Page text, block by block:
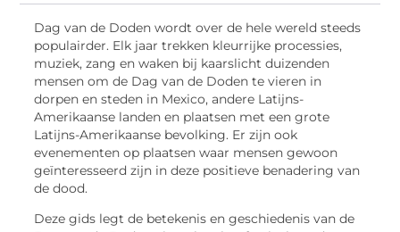
Dag van de Doden wordt over de hele wereld steeds
populairder. Elk jaar trekken kleurrijke processies,
muziek, zang en waken bij kaarslicht duizenden
mensen om de Dag van de Doden te vieren in
dorpen en steden in Mexico, andere Latijns-
Amerikaanse landen en plaatsen met een grote
Latijns-Amerikaanse bevolking. Er zijn ook
evenementen op plaatsen waar mensen gewoon
geïnteresseerd zijn in deze positieve benadering van
de dood.
Deze gids legt de betekenis en geschiedenis van de